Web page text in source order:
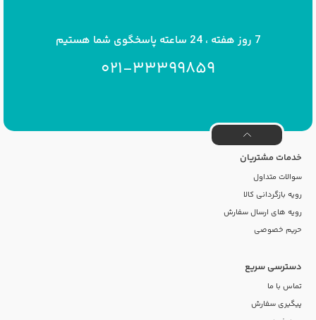
7 روز هفته ، 24 ساعته پاسخگوی شما هستیم
021-33399859
خدمات مشتریان
سوالات متداول
رویه بازگردانی کالا
رویه های ارسال سفارش
حریم خصوصی
دسترسی سریع
تماس با ما
پیگیری سفارش